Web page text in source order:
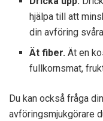
hjälpa till att
din avföring
Ät fiber.Ät en
fullkornsmat,
Du kan också fråga
avföringsmjukgörare